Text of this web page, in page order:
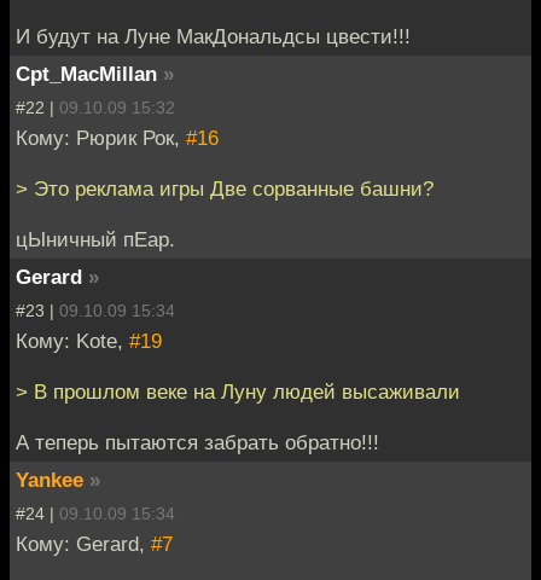
И будут на Луне МакДональдсы цвести!!!
Cpt_MacMillan »
#22 | 09.10.09 15:32
Кому: Рюрик Рок, #16
> Это реклама игры Две сорванные башни?
цЫничный пЕар.
Gerard »
#23 | 09.10.09 15:34
Кому: Kote, #19
> В прошлом веке на Луну людей высаживали
А теперь пытаются забрать обратно!!!
Yankee »
#24 | 09.10.09 15:34
Кому: Gerard, #7